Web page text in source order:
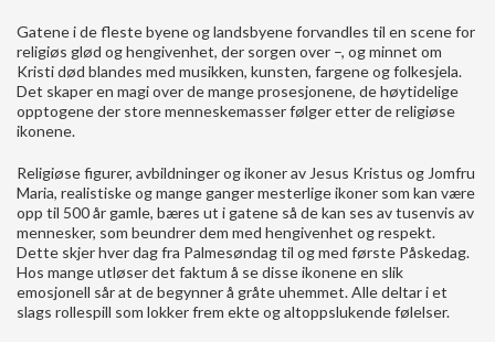
Gatene i de fleste byene og landsbyene forvandles til en scene for
religiøs glød og hengivenhet, der sorgen over –, og minnet om
Kristi død blandes med musikken, kunsten, fargene og folkesjela.
Det skaper en magi over de mange prosesjonene, de høytidelige
opptogene der store menneskemasser følger etter de religiøse
ikonene.
Religiøse figurer, avbildninger og ikoner av Jesus Kristus og Jomfru
Maria, realistiske og mange ganger mesterlige ikoner som kan være
opp til 500 år gamle, bæres ut i gatene så de kan ses av tusenvis av
mennesker, som beundrer dem med hengivenhet og respekt.
Dette skjer hver dag fra Palmesøndag til og med første Påskedag.
Hos mange utløser det faktum å se disse ikonene en slik
emosjonell sår at de begynner å gråte uhemmet. Alle deltar i et
slags rollespill som lokker frem ekte og altoppslukende følelser.